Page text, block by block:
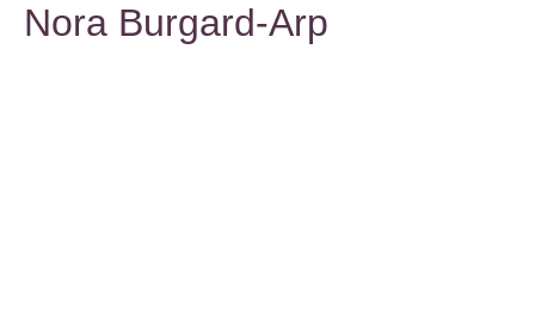
Nora Burgard-Arp